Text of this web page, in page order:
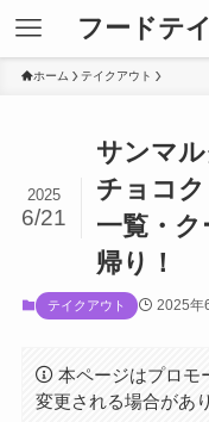
フードテ
ホーム テイクアウト
サンマ
チョコ
一覧・
帰り！
2025
6/21
テイクアウト 2025年
本ページはプロモ
変更される場合があ